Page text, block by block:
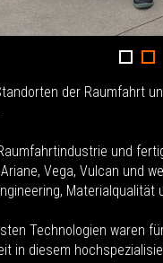
der Raumfahrt
und
Vega, Vulcan und
Materialqualität
Technologien waren
in diesem